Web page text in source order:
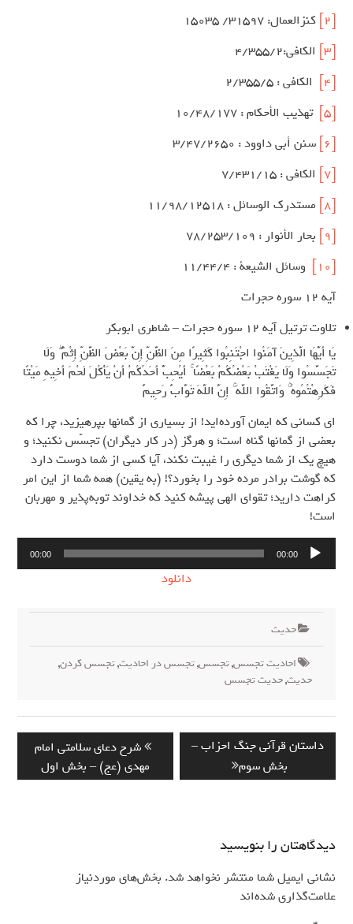
[2]
کنزالعمال: 31597/ 15035
[3]
الکافی:4/355/2
[4]
الكافي : ۲/۳۵۵/۵
[5]
تهذيب الأحكام : ۱۰/۴۸/۱۷۷
[6]
سنن أبي داوود : ۳/۴۷/۲۶۵۰
[7]
الكافي : ۷/۴۳۱/۱۵
[8]
مستدرك الوسائل : ۱۱/۹۸/۱۲۵۱۸
[9]
بحار الأنوار : ۷۸/۲۵۳/۱۰۹
[10]
وسائل الشيعة : ۱۱/۴۴/۴
آیه 12 سوره حجرات
تلاوت ترتیل آیه 12 سوره حجرات – شاطری ابوبکر
يَا أَيُّهَا الَّذِينَ آمَنُوا اجْتَنِبُوا كَثِيرًا مِنَ الظَّنِّ إِنَّ بَعْضَ الظَّنِّ إِثْمٌ ۖ وَلَا
تَجَسَّسُوا وَلَا يَغْتَبْ بَعْضُكُمْ بَعْضًا ۚ أَيُحِبُّ أَحَدُكُمْ أَنْ يَأْكُلَ لَحْمَ أَخِيهِ مَيْتًا
فَكَرِهْتُمُوهُ ۚ وَاتَّقُوا اللَّهَ ۚ إِنَّ اللَّهَ تَوَّابٌ رَحِيمٌ
ای کسانی که ایمان آورده‌اید! از بسیاری از گمانها بپرهیزید، چرا که
بعضی از گمانها گناه است؛ و هرگز (در کار دیگران) تجسّس نکنید؛ و
هیچ یک از شما دیگری را غیبت نکند، آیا کسی از شما دوست دارد
که گوشت برادر مرده خود را بخورد؟! (به یقین) همه شما از این امر
کراهت دارید؛ تقوای الهی پیشه کنید که خداوند توبه‌پذیر و مهربان
است!
پخش‌کننده
صوت
00:00
00:00
دانلود
حدیث
احادیث تجسس,تجسس,تجسس در احادیث,تجسس کردن,
حدیث,حدیث تجسس
راهبری
نوشته
Previous
post:
شرح دعای سلامتی امام
مهدی (عج) – بخش اول
Next
داستان قرآنی جنگ احزاب –
بخش سوم
دیدگاهتان را بنویسید
نشانی ایمیل شما منتشر نخواهد شد. بخش‌های موردنیاز
علامت‌گذاری شده‌اند